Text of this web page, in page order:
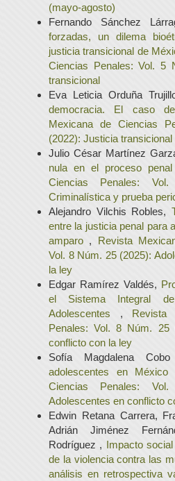
(mayo-agosto)
Fernando Sánchez
forzadas, un dilema
justicia transicional de
Ciencias Penales: Vol. 5
transicional
Eva Leticia Orduña
democracia. El caso
Mexicana de Ciencias
(2022): Justicia transicional
Julio César Martínez
nula en el proceso penal
Ciencias Penales:
Criminalística y prueba
Alejandro Vilchis Robles,
entre la justicia penal para
amparo , Revista
Vol. 8 Núm. 25 (2025):
la ley
Edgar Ramírez Valdés,
el Sistema Integral
Adolescentes , Revista
Penales: Vol. 8 Núm. 25
conflicto con la ley
Sofía Magdalena
adolescentes en México
Ciencias Penales:
Adolescentes en conflicto
Edwin Retana Carrera,
Adrián Jiménez
Rodríguez , Impacto
de la violencia contra las
análisis en retrospectiva